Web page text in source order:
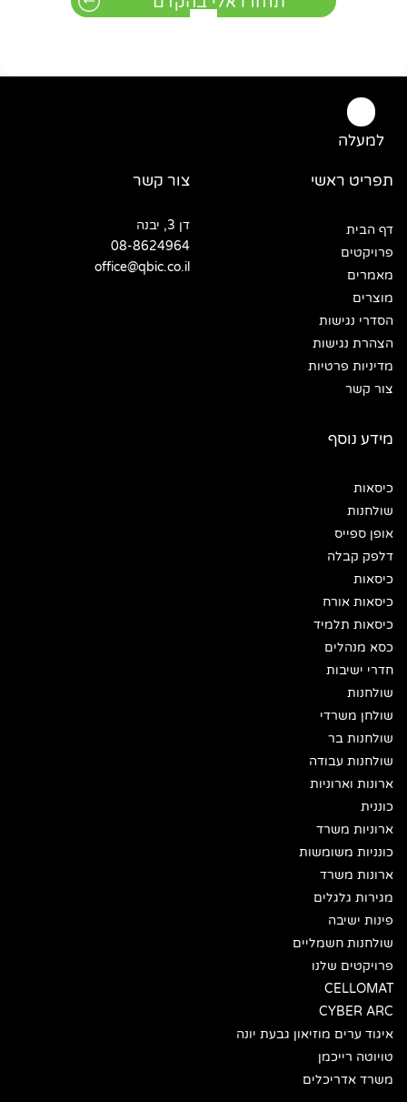
למעלה
תפריט ראשי
דף הבית
פרויקטים
מאמרים
מוצרים
הסדרי נגישות
הצהרת נגישות
מדיניות פרטיות
צור קשר
מידע נוסף
כיסאות
שולחנות
אופן ספייס
דלפק קבלה
כיסאות
כיסאות אורח
כיסאות תלמיד
כסא מנהלים
חדרי ישיבות
שולחנות
שולחן משרדי
שולחנות בר
שולחנות עבודה
ארונות וארוניות
כוננית
ארוניות משרד
כונניות משומשות
ארונות משרד
מגירות גלגלים
פינות ישיבה
שולחנות חשמליים
פרויקטים שלנו
CELLOMAT
CYBER ARC
איגוד ערים מוזיאון גבעת יונה
טויוטה רייכמן
משרד אדריכלים
צור קשר
דן 3, יבנה
08-8624964
office@qbic.co.il